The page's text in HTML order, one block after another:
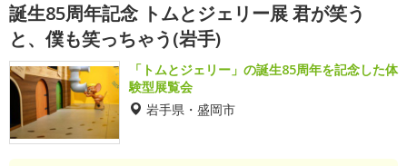
誕生85周年記念 トムとジェリー展 君が笑う
と、僕も笑っちゃう(岩手)
「トムとジェリー」の誕生85周年を記念した体
験型展覧会
岩手県・盛岡市